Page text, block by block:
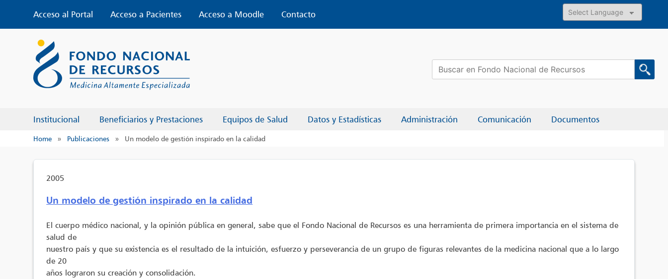
content
Acceso al Portal Acceso a Pacientes Acceso a Moodle
Contacto
Powered by
Institucional Beneficiarios y Prestaciones Equipos de Salud Datos y Estadísticas Administración Comunicación Documentos
Buscar:
Home » Publicaciones » Un modelo de gestión inspirado en la calidad
2005
Un modelo de gestión inspirado en la calidad
El cuerpo médico nacional, y la opinión pública en general, sabe que el Fondo Nacional de Recursos es una herramienta de primera importancia en el sistema de
salud de
nuestro país y que su existencia es el resultado de la intuición, esfuerzo y perseverancia de un grupo de figuras relevantes de la medicina nacional que a lo largo
de 20
años lograron su creación y consolidación.